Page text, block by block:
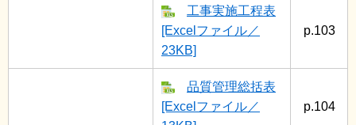
工事実施工程表
[Excelファイル／
23KB]
p.103
品質管理総括表
[Excelファイル／
p.104